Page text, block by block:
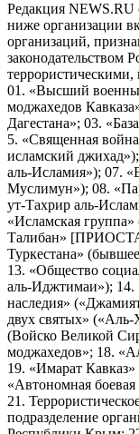
Редакция NEWS.RU
ниже организации
организаций,
законодательством
террористическими,
01. «Высший
моджахедов
Дагестана»; 03.
5. «Священная
исламский
аль-Исламия»); 07.
Муслимун»); 08.
ут-Тахрир аль-
«Исламская
Талибан»
Туркестана»
13. «Общество
аль-Иджтимаи»); 14.
наследия»
двух святых»
(Войско Великой
моджахедов»; 18.
19. «Имарат
«Автономная
21.
подразделение